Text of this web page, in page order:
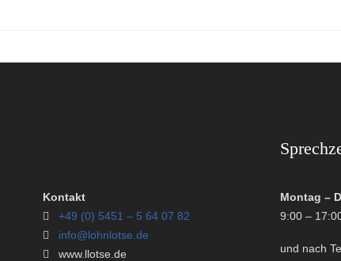
Kontakt
+49 (0) 5451 – 5 64 07 82
info@lohnlotse.de
www.llotse.de
Montag –
9:00 –
und nach